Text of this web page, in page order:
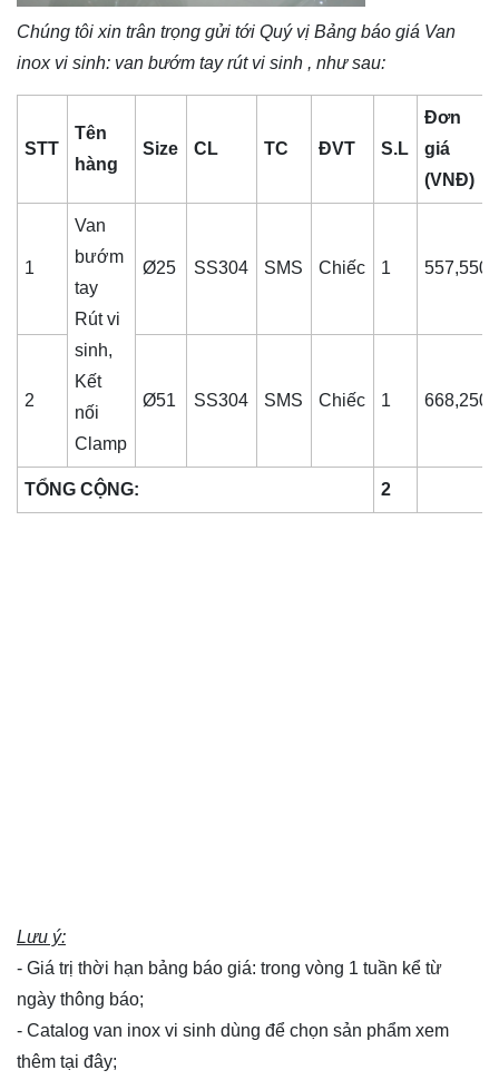
Chúng tôi xin trân trọng gửi tới Quý vị Bảng báo giá Van
inox vi sinh: van bướm tay rút vi sinh , như sau:
STT
Tên
hàng
Size CL TC ĐVT S.L
Đơn
giá
(VNĐ)
1
Van
bướm
tay
Rút vi
sinh,
Kết
nối
Clamp
Ø25 SS304 SMS Chiếc 1 557,550
2 Ø51 SS304 SMS Chiếc 1 668,250
TỔNG CỘNG: 2
Lưu ý:
- Giá trị thời hạn bảng báo giá: trong vòng 1 tuần kể từ
ngày thông báo;
- Catalog van inox vi sinh dùng để chọn sản phẩm xem
thêm tại đây;